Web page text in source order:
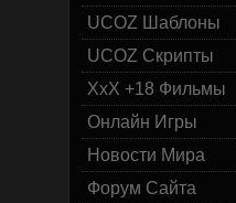
UCOZ Шаблоны
UCOZ Скрипты
ХхХ +18 Фильмы
Онлайн Игры
Новости Мира
Форум Сайта